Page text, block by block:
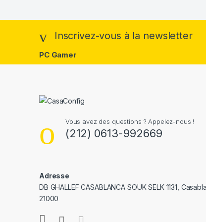
Inscrivez-vous à la newsletter
PC Gamer
Vous avez des questions ? Appelez-nous !
(212) 0613-992669
Adresse
DB GHALLEF CASABLANCA SOUK SELK 1131,
21000